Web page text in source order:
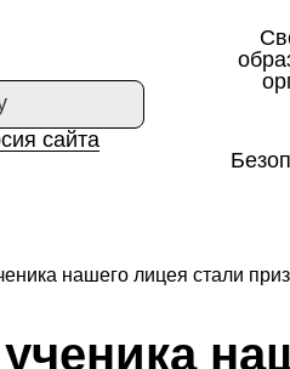
сайта
нашего лицея стали